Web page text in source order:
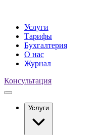
Услуги
Тарифы
Бухгалтерия
О нас
Журнал
Консультация
Услуги